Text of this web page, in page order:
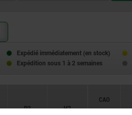
Expédié immédiatement (en stock)
Expédition sous 1 à 2 semaines
D2 H2
CAO